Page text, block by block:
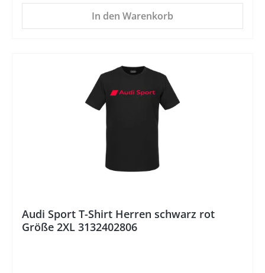
In den Warenkorb
Audi Sport T-Shirt Herren schwarz rot
Größe 2XL 3132402806